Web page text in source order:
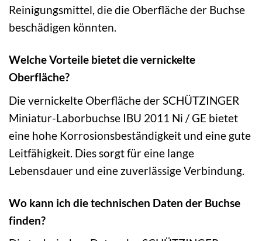
Reinigungsmittel, die die Oberfläche der Buchse
beschädigen könnten.
Welche Vorteile bietet die vernickelte
Oberfläche?
Die vernickelte Oberfläche der SCHÜTZINGER
Miniatur-Laborbuchse IBU 2011 Ni / GE bietet
eine hohe Korrosionsbeständigkeit und eine gute
Leitfähigkeit. Dies sorgt für eine lange
Lebensdauer und eine zuverlässige Verbindung.
Wo kann ich die technischen Daten der Buchse
finden?